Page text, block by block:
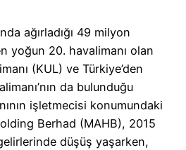
ağırladığı 49 milyon
yoğun 20. havalimanı olan
(KUL) ve Türkiye’den
da bulunduğu
işletmecisi konumundaki
Berhad (MAHB), 2015
gelirlerinde düşüş yaşarken,